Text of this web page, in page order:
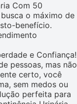
Com 50
o máximo de
benefício.
e Confiança!
pessoas, mas não
certo, você
sem medos ou
perfeita para